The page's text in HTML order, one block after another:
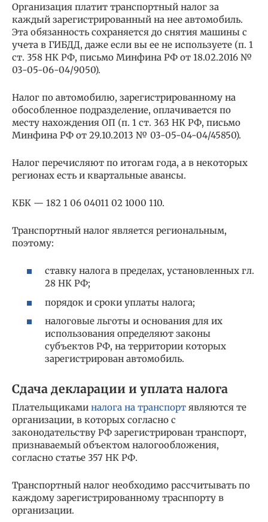
Организация платит транспортный налог за
каждый зарегистрированный на нее автомобиль.
Эта обязанность сохраняется до снятия машины с
учета в ГИБДД, даже если вы ее не используете (п. 1
ст. 358 НК РФ, письмо Минфина РФ от 18.02.2016 №
03-05-06-04/9050).
Налог по автомобилю, зарегистрированному на
обособленное подразделение, оплачивается по
месту нахождения ОП (п. 1 ст. 363 НК РФ, письмо
Минфина РФ от 29.10.2013 № 03-05-04-04/45850).
Налог перечисляют по итогам года, а в некоторых
регионах есть и квартальные авансы.
КБК — 182 1 06 04011 02 1000 110.
Транспортный налог является региональным,
поэтому:
ставку налога в пределах, установленных гл.
28 НК РФ;
порядок и сроки уплаты налога;
налоговые льготы и основания для их
использования определяют законы
субъектов РФ, на территории которых
зарегистрирован автомобиль.
Сдача декларации и уплата налога
Плательщиками налога на транспорт являются те
организации, в которых согласно с
законодательству РФ зарегистрирован транспорт,
признаваемый объектом налогообложения,
согласно статье 357 НК РФ.
Транспортный налог необходимо рассчитывать по
каждому зарегистрированному траснпорту в
организации.